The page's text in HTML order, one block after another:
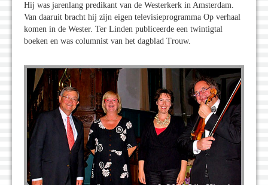
Hij was jarenlang predikant van de Westerkerk in Amsterdam.
Van daaruit bracht hij zijn eigen televisieprogramma Op verhaal
komen in de Wester. Ter Linden publiceerde een twintigtal
boeken en was columnist van het dagblad Trouw.